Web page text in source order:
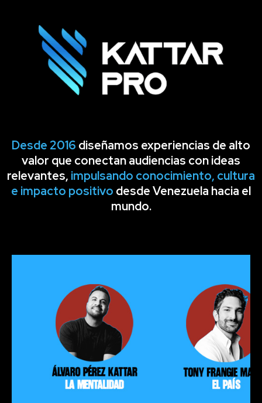
Desde2016 diseñamos experiencias de alto
valor que conectan audiencias con ideas
relevantes, impulsando conocimiento, cultura
e impacto positivo desde Venezuela hacia el
mundo.